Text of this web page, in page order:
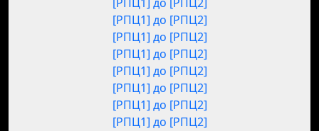
[РПЦ1] до [РПЦ2]
[РПЦ1] до [РПЦ2]
[РПЦ1] до [РПЦ2]
[РПЦ1] до [РПЦ2]
[РПЦ1] до [РПЦ2]
[РПЦ1] до [РПЦ2]
[РПЦ1] до [РПЦ2]